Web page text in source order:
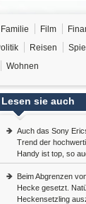
Familie Film
Reisen
Wohnen
Lesen sie auch
Auch das Sony
Trend der
Handy ist top, so
Beim Abgrenzen
Hecke gesetzt.
Heckensetzling